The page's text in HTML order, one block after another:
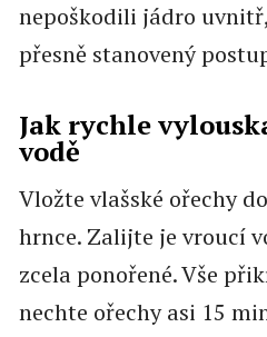
nepoškodili jádro
přesně stanovený
Jak rychle
vodě
Vložte vlašské ořechy
hrnce. Zalijte je vroucí
zcela ponořené. Vše
nechte ořechy asi 15